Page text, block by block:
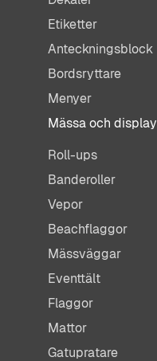
Etiketter
Anteckningsblock
Bordsryttare
Menyer
Mässa och display
Roll-ups
Banderoller
Vepor
Beachflaggor
Mässväggar
Eventtält
Flaggor
Mattor
Gatupratare